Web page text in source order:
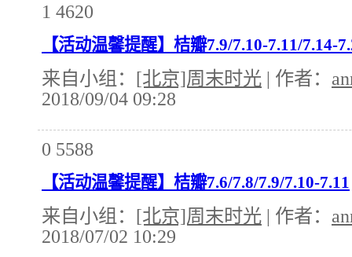
1 4620
【活动温馨提醒】桔瓣7.9/7.10-7.11/7.14-
来自小组： [北京]周末时光 | 作者：
2018/09/04 09:28
0 5588
【活动温馨提醒】桔瓣7.6/7.8/7.9/7.10-7.11
来自小组： [北京]周末时光 | 作者：
2018/07/02 10:29